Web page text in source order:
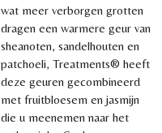
wat meer verborgen grotten
dragen een warmere geur van
sheanoten, sandelhouten en
patchoeli, Treatments® heeft
deze geuren gecombineerd
met fruitbloesem en jasmijn
die u meenemen naar het